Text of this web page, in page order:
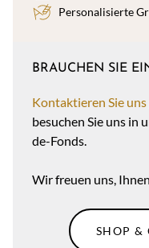
Personalisierte
BRAUCHEN SIE
Kontaktieren Sie
besuchen Sie uns in
de-Fonds.
Wir freuen uns,
SHOP &